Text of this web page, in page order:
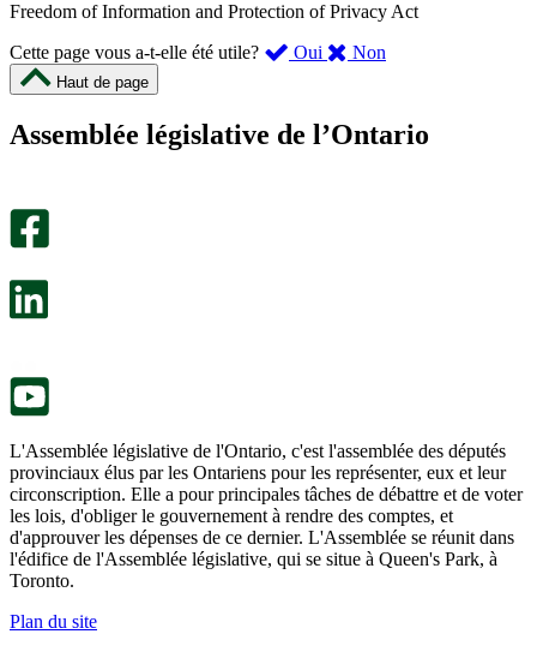
Freedom of Information and Protection of Privacy Act
Cette page vous a-t-elle été utile?
Oui ,
été
Non
m’a
Haut de page
Assemblée législative de l’Ontario
L'Assemblée législative de l'Ontario, c'est l'assemblée des députés
provinciaux élus par les Ontariens pour les représenter, eux et leur
circonscription. Elle a pour principales tâches de débattre et de voter
les lois, d'obliger le gouvernement à rendre des comptes, et
d'approuver les dépenses de ce dernier. L'Assemblée se réunit dans
l'édifice de l'Assemblée législative, qui se situe à Queen's Park, à
Toronto.
Plan du site